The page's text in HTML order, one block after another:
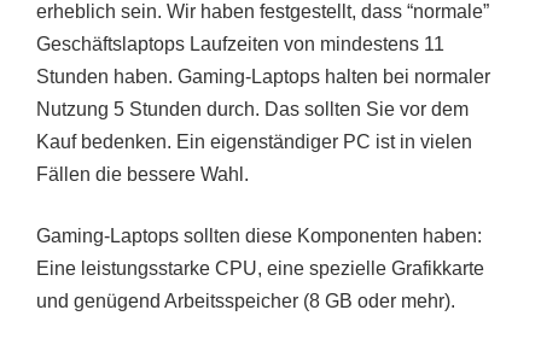
erheblich sein. Wir haben festgestellt, dass “normale”
Geschäftslaptops Laufzeiten von mindestens 11
Stunden haben. Gaming-Laptops halten bei normaler
Nutzung 5 Stunden durch. Das sollten Sie vor dem
Kauf bedenken. Ein eigenständiger PC ist in vielen
Fällen die bessere Wahl.
Gaming-Laptops sollten diese Komponenten haben:
Eine leistungsstarke CPU, eine spezielle Grafikkarte
und genügend Arbeitsspeicher (8 GB oder mehr).